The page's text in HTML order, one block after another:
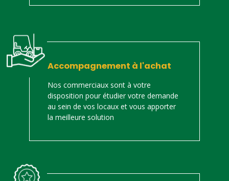
Accompagnement à l'achat
Nos commerciaux sont à votre
disposition pour étudier votre demande
au sein de vos locaux et vous apporter
la meilleure solution